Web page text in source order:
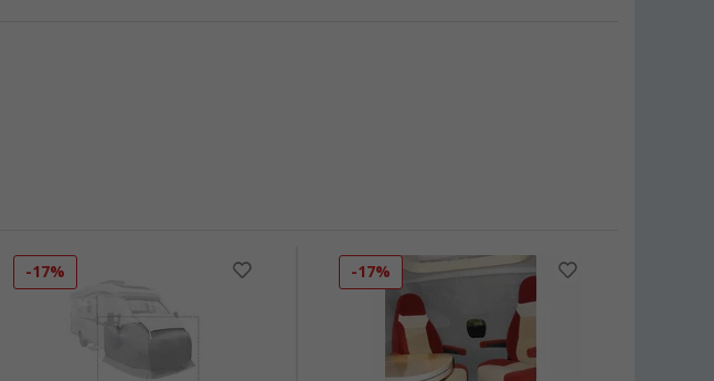
-17% -17%